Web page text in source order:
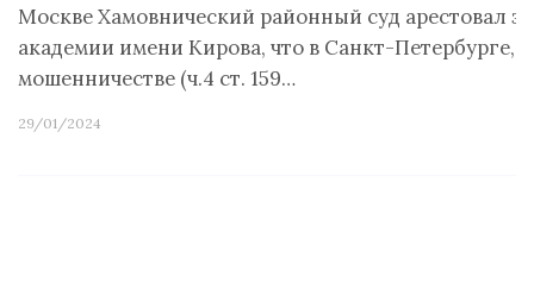
Москве Хамовнический районный суд арестовал
академии имени Кирова, что в Санкт-Петербурге,
мошенничестве (ч.4 ст. 159…
29/01/2024